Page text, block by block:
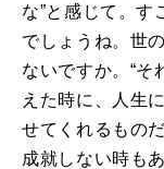
な”と感じて。
でしょうね。世
ないですか。“そ
えた時に、人生
せてくれるもの
成就しない時も